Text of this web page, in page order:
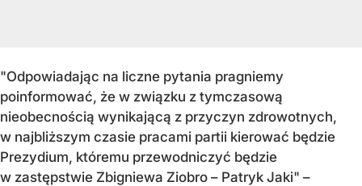
"Odpowiadając na liczne pytania pragniemy
poinformować, że w związku z tymczasową
nieobecnością wynikającą z przyczyn zdrowotnych,
w najbliższym czasie pracami partii kierować będzie
Prezydium, któremu przewodniczyć będzie
w zastępstwie Zbigniewa Ziobro – Patryk Jaki" –